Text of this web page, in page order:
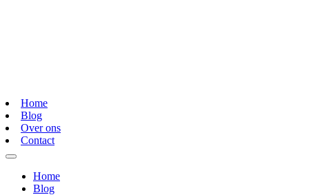
Home
Blog
Over ons
Contact
Home
Blog